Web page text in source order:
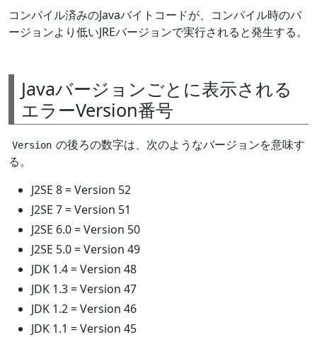
コンパイル済みのJavaバイトコードが、コンパイル時のバ
ージョンより低いJREバージョンで実行されると発生する。
Javaバージョンごとに表示される
エラーVersion番号
Version の後ろの数字は、次のようなバージョンを意味す
る。
J2SE 8 = Version 52
J2SE 7 = Version 51
J2SE 6.0 = Version 50
J2SE 5.0 = Version 49
JDK 1.4 = Version 48
JDK 1.3 = Version 47
JDK 1.2 = Version 46
JDK 1.1 = Version 45